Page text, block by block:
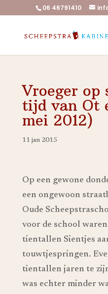
06 46791410
Vroeger op
tijd van Ot
mei 2012)
11 jan 2015
Op een gewone
een ongewoon
Oude
voor de school
tientallen Sientjes
touwtjespringen.
tientallen jaren te
was echter minder